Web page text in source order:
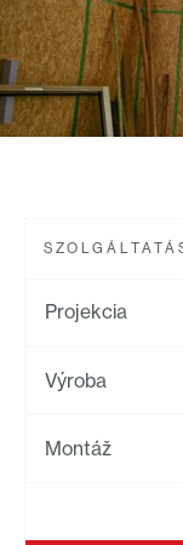
Projekcia
Výroba
Montáž